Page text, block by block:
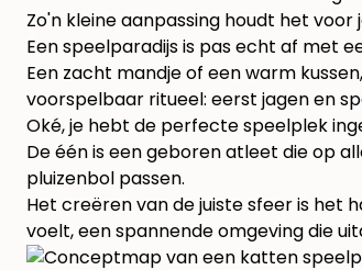
Zo'n kleine aanpassing houdt het voor
Een speelparadijs is pas echt af met
Een zacht mandje of een warm
voorspelbaar ritueel: eerst jagen en
Oké, je hebt de perfecte speelplek
De één is een geboren atleet die op
pluizenbol passen.
Het creëren van de juiste sfeer is het
voelt, een spannende omgeving die